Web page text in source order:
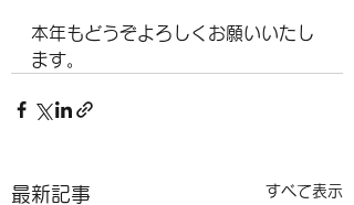
本年もどうぞよろしくお願いいたし
ます。
最新記事 すべて表示